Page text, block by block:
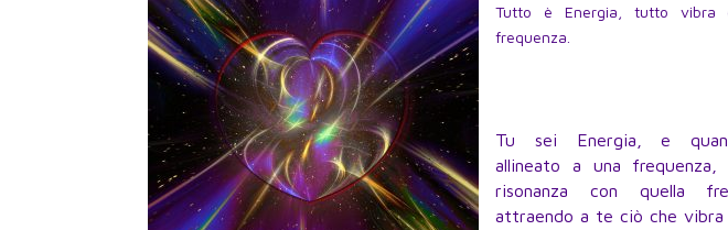
Tutto è Energia, tutto vibra
frequenza.
Tu sei Energia, e
allineato a una
risonanza con quella
attraendo a te ciò che vibra